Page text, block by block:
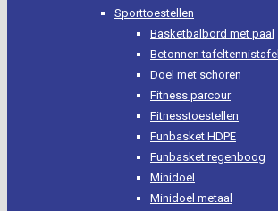
Sporttoestellen
Basketbalbord met paal
Betonnen tafeltennistafel
Doel met schoren
Fitness parcour
Fitnesstoestellen
Funbasket HDPE
Funbasket regenboog
Minidoel
Minidoel metaal